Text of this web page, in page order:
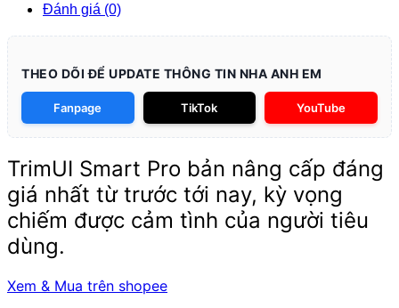
Đánh giá (0)
THEO DÕI ĐỂ UPDATE THÔNG TIN NHA ANH EM
Fanpage TikTok YouTube
TrimUI Smart Pro bản nâng cấp đáng
giá nhất từ trước tới nay, kỳ vọng
chiếm được cảm tình của người tiêu
dùng.
Xem & Mua trên shopee